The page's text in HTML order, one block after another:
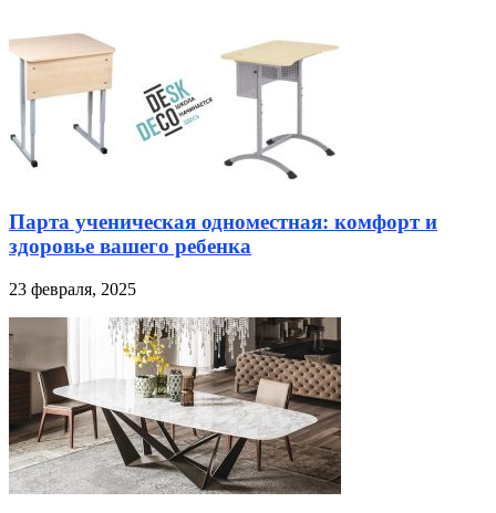
Парта ученическая одноместная: комфорт и
здоровье вашего ребенка
23 февраля, 2025